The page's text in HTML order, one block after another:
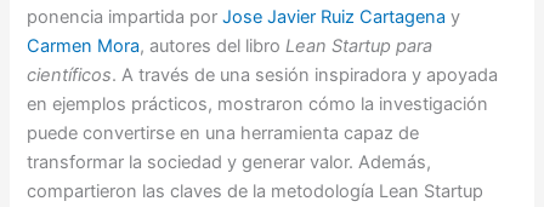
ponencia impartida porJose Javier Ruiz Cartagena y
Carmen Mora, autores del libro Lean Startup para
científicos. A través de una sesión inspiradora y apoyada
en ejemplos prácticos, mostraron cómo la investigación
puede convertirse en una herramienta capaz de
transformar la sociedad y generar valor. Además,
compartieron las claves de la metodología Lean Startup